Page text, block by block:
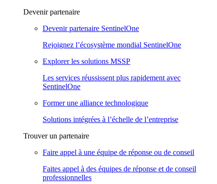
Devenir partenaire
Devenir partenaire SentinelOne
Rejoignez l’écosystème mondial SentinelOne
Explorer les solutions MSSP
Les services réussissent plus rapidement avec
SentinelOne
Former une alliance technologique
Solutions intégrées à l’échelle de l’entreprise
Trouver un partenaire
Faire appel à une équipe de réponse ou de conseil
Faites appel à des équipes de réponse et de conseil
professionnelles